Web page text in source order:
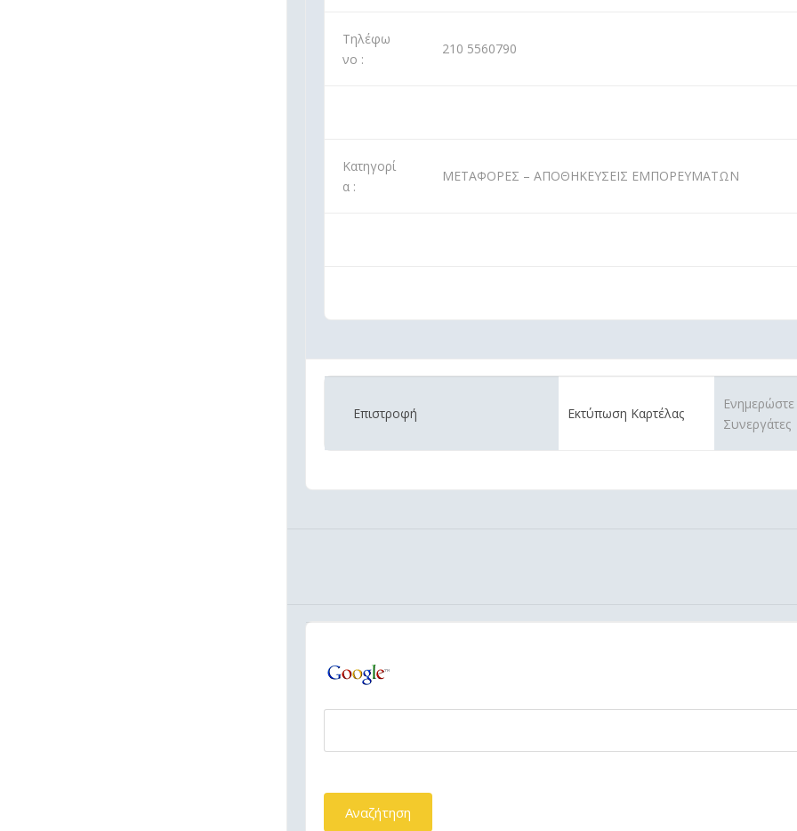
Τηλέφω
νο :
210 5560790
Κατηγορί
α :
ΜΕΤΑΦΟΡΕΣ – ΑΠΟΘΗΚΕΥΣΕΙΣ ΕΜΠΟΡΕΥΜΑΤΩΝ
Επιστροφή Εκτύπωση Καρτέλας
Ενημερώστε
Συνεργάτες